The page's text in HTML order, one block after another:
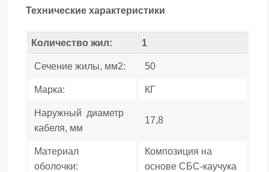
Технические характеристики
Количество жил: 1
Сечение жилы, мм2: 50
Марка: КГ
Наружный диаметр
кабеля, мм
17,8
Материал
оболочки:
Композиция на
основе СБС-каучука